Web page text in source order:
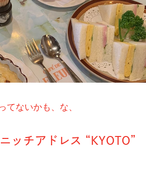
てないかも、な、
ッチアドレス “KYOTO”